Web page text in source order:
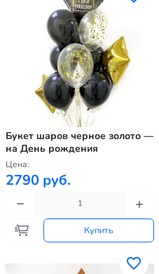
Букет шаров черное золото —
на День рождения
Цена:
2790 руб.
Купить